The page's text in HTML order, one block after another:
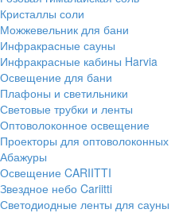
Кристаллы соли
Можжевельник для бани
Инфракрасные сауны
Инфракрасные кабины Harvia
Освещение для бани
Плафоны и светильники
Световые трубки и ленты
Оптоволоконное освещение
Проекторы для оптоволоконных
Абажуры
Освещение CARIITTI
Звездное небо Cariitti
Светодиодные ленты для сауны